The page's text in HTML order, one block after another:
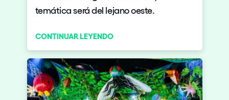
temática será del lejano oeste.
CONTINUAR LEYENDO